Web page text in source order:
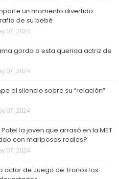
un momento divertido
de su bebé
07, 2024
gorda a esta querida actriz de
07, 2024
el silencio sobre su “relación”
07, 2024
la joven que arrasó en la MET
con mariposas reales?
07, 2024
actor de Juego de Tronos los